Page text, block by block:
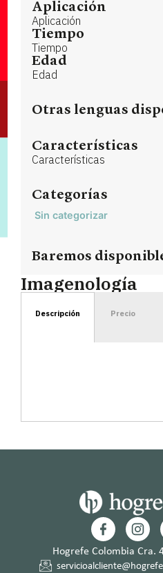
Aplicación
Aplicación
Tiempo
Tiempo
Edad
Edad
Otras lenguas
Características
Características
Categorías
Sin categorizar
Baremos
Imagenología
Descripción Precio
Hogrefe Colombia Cra.